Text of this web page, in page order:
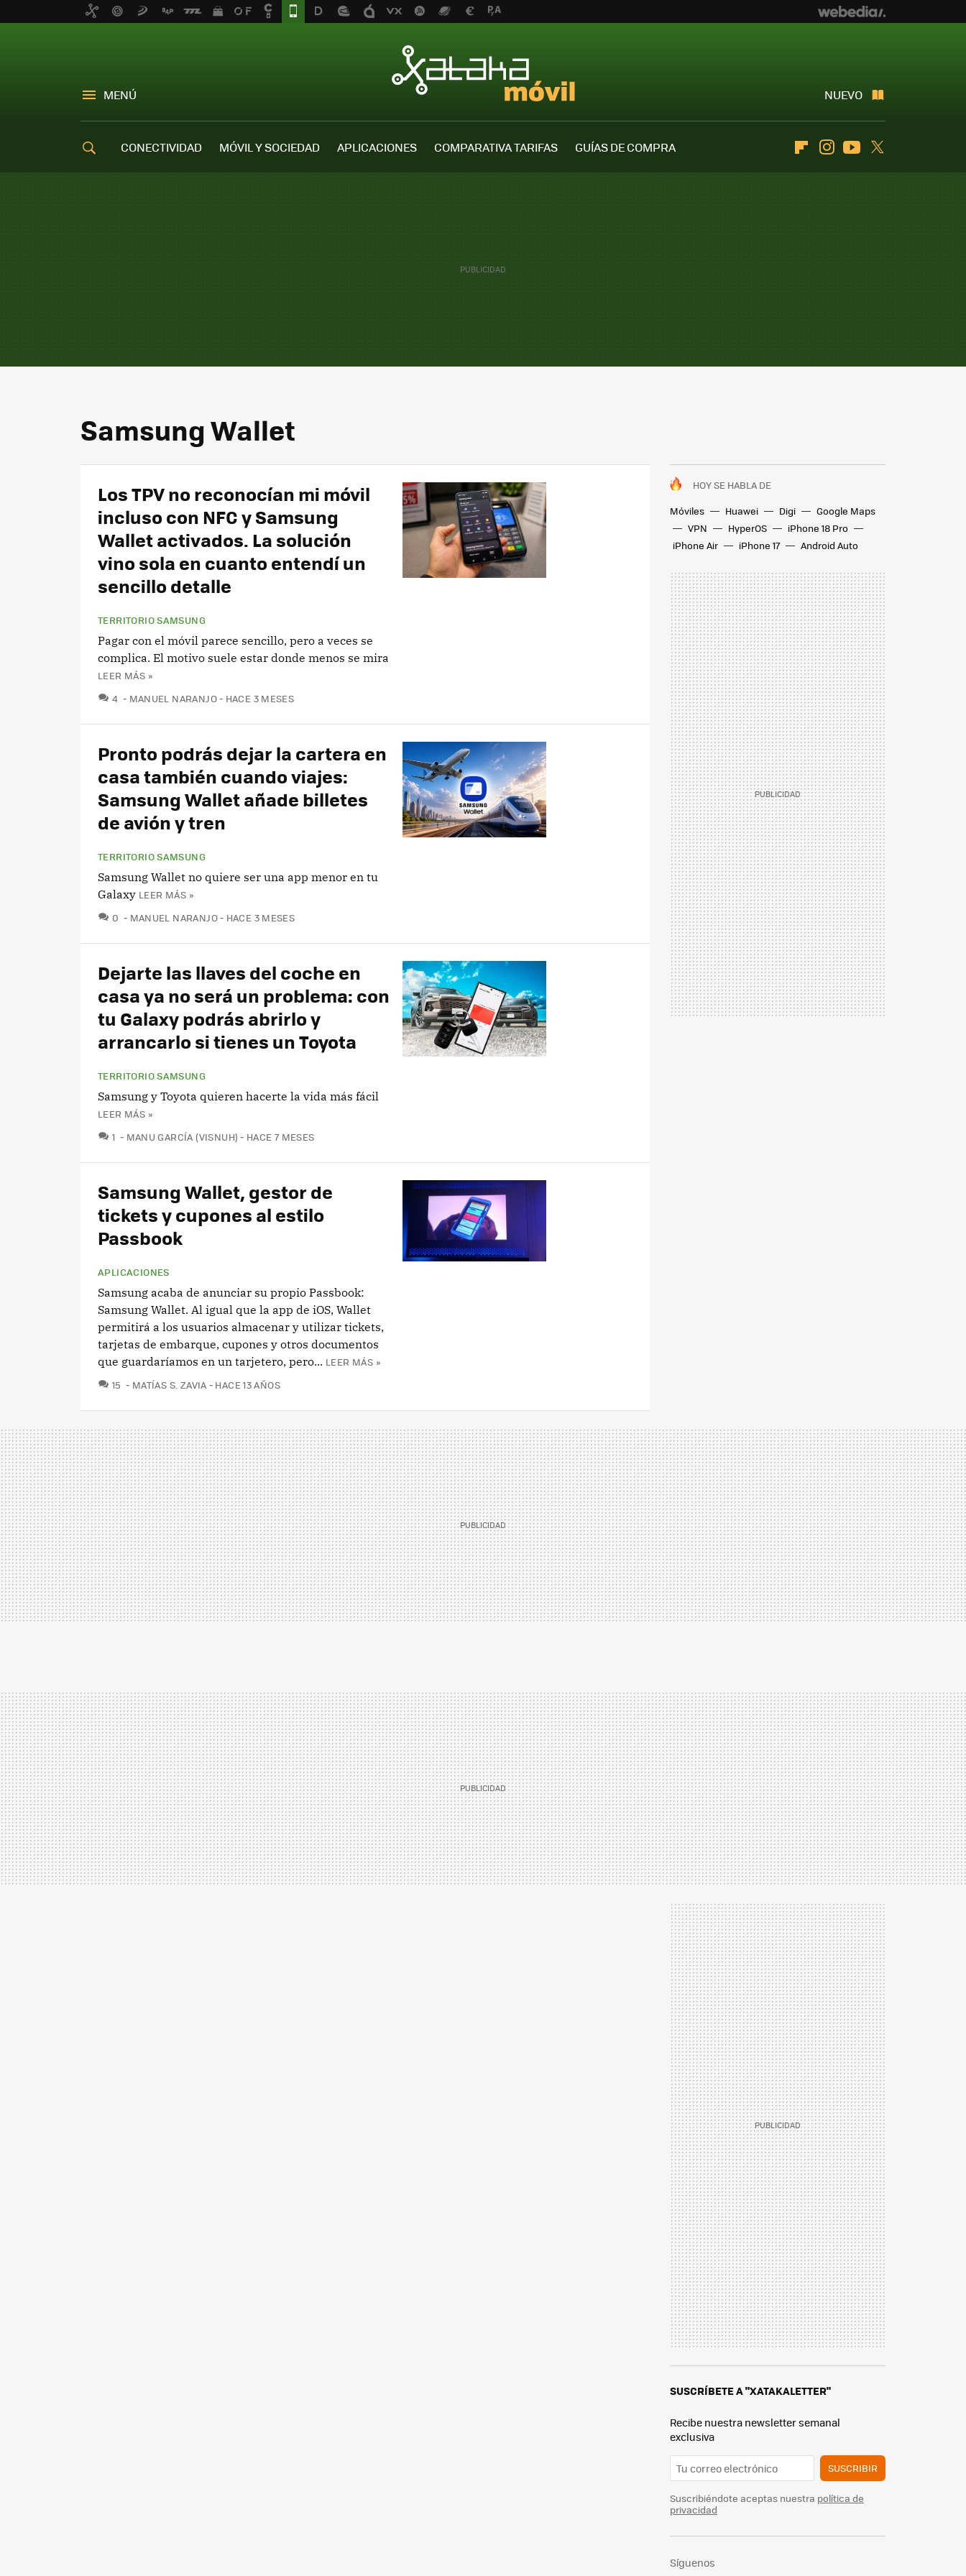
MENÚ NUEVO
CONECTIVIDAD MÓVIL Y SOCIEDAD APLICACIONES COMPARATIVA TARIFAS
GUÍAS DE COMPRA
FlipboardInstagramYoutube
Samsung Wallet
HOY SE HABLA DE
Móviles
Huawei Digi
Google Maps
VPN
HyperOS
iPhone 18 Pro
iPhone Air
iPhone 17 Android Auto
Los TPV no reconocían mi móvil
incluso con NFC y Samsung
Wallet activados. La solución
vino sola en cuanto entendí un
sencillo detalle
TERRITORIO SAMSUNG
Pagar con el móvil parece sencillo, pero a veces se
complica. El motivo suele estar donde menos se mira
LEER MÁS »
4 COMENTARIOS
MANUEL NARANJO HACE 3 MESES
Pronto podrás dejar la cartera en
casa también cuando viajes:
Samsung Wallet añade billetes
de avión y tren
TERRITORIO SAMSUNG
Samsung Wallet no quiere ser una app menor en tu
Galaxy LEER MÁS »
0 COMENTARIOS
MANUEL NARANJO HACE 3 MESES
Dejarte las llaves del coche en
casa ya no será un problema: con
tu Galaxy podrás abrirlo y
arrancarlo si tienes un Toyota
TERRITORIO SAMSUNG
Samsung y Toyota quieren hacerte la vida más fácil
LEER MÁS »
1 COMENTARIOS
MANU GARCÍA (VISNUH) HACE 7 MESES
Samsung Wallet, gestor de
tickets y cupones al estilo
Passbook
APLICACIONES
Samsung acaba de anunciar su propio Passbook:
Samsung Wallet. Al igual que la app de iOS, Wallet
permitirá a los usuarios almacenar y utilizar tickets,
tarjetas de embarque, cupones y otros documentos
que guardaríamos en un tarjetero, pero... LEER MÁS »
15 COMENTARIOS
MATÍAS S. ZAVIA HACE 13 AÑOS
SUSCRÍBETE A "XATAKALETTER"
Recibe nuestra newsletter semanal
exclusiva
SUSCRIBIR
Suscribiéndote aceptas nuestra política de
privacidad
Síguenos